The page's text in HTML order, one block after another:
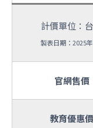
計價單位：
製表日期：2025
官網售價
教育優惠價